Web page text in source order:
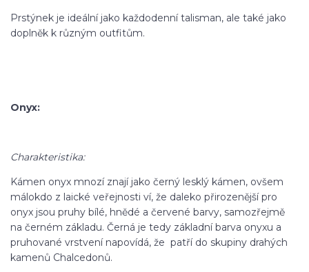
Prstýnek je ideální jako každodenní talisman, ale také jako
doplněk k různým outfitům.
Onyx:
Charakteristika:
Kámen onyx mnozí znají jako černý lesklý kámen, ovšem
málokdo z laické veřejnosti ví, že daleko přirozenější pro
onyx jsou pruhy bílé, hnědé a červené barvy, samozřejmě
na černém základu. Černá je tedy základní barva onyxu a
pruhované vrstvení napovídá, že patří do skupiny drahých
kamenů Chalcedonů.